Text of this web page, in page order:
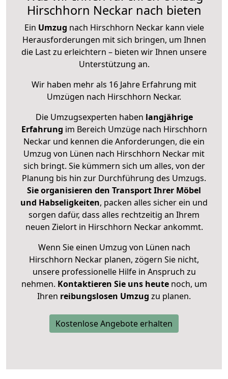
Hirschhorn Neckar nach bieten
Ein Umzug nach Hirschhorn Neckar kann viele
Herausforderungen mit sich bringen, um Ihnen
die Last zu erleichtern – bieten wir Ihnen unsere
Unterstützung an.
Wir haben mehr als 16 Jahre Erfahrung mit
Umzügen nach Hirschhorn Neckar.
Die Umzugsexperten haben langjährige
Erfahrung im Bereich Umzüge nach Hirschhorn
Neckar und kennen die Anforderungen, die ein
Umzug von Lünen nach Hirschhorn Neckar mit
sich bringt. Sie kümmern sich um alles, von der
Planung bis hin zur Durchführung des Umzugs.
Sie organisieren den Transport Ihrer Möbel
und Habseligkeiten, packen alles sicher ein und
sorgen dafür, dass alles rechtzeitig an Ihrem
neuen Zielort in Hirschhorn Neckar ankommt.
Wenn Sie einen Umzug von Lünen nach
Hirschhorn Neckar planen, zögern Sie nicht,
unsere professionelle Hilfe in Anspruch zu
nehmen. Kontaktieren Sie uns heutenoch, um
Ihren reibungslosen Umzug zu planen.
Kostenlose Angebote erhalten